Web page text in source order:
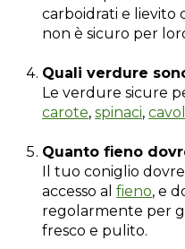
carboidrati e lievito
non è sicuro per
Quali verdure
Le verdure sicure
carote,spinaci,
Quanto fieno
Il tuo coniglio
accesso alfieno, e
regolarmente per
fresco e pulito.